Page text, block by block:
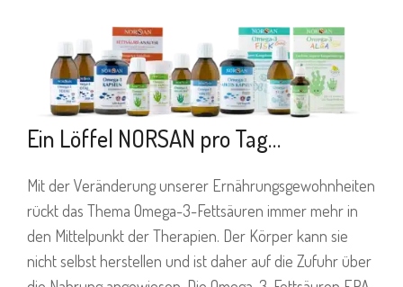
Ein Löffel NORSAN pro Tag…
Mit der Veränderung unserer Ernährungsgewohnheiten
rückt das Thema Omega-3-Fettsäuren immer mehr in
den Mittelpunkt der Therapien. Der Körper kann sie
nicht selbst herstellen und ist daher auf die Zufuhr über